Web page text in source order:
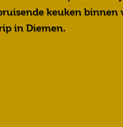
keuken binnen
in Diemen.